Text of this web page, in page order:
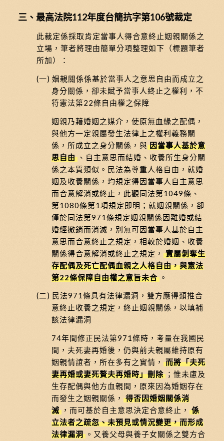
三、最高法院112年度台簡抗字第106號裁定
此裁定係採取肯定當事人得合意終止姻親關係之
立場，筆者將理由簡單分項整理如下（標題筆者
所加）：
(一) 姻親關係係基於當事人之意思自由而成立之
身分關係，卻未賦予當事人終止之權利，不
符憲法第22條自由權之保障
姻親乃藉婚姻之媒介，使原無血緣之配偶，
與他方一定親屬發生法律上之權利義務關
係，所成立之身分關係，與 因當事人基於意
思自由 、自主意思而結婚、收養所生身分關
係之本質類似。民法為尊重人格自由，就婚
姻及收養關係，均規定得因當事人自主意思
而合意解消或終止，此觀同法第1049條、
第1080條第1項規定即明；就姻親關係，卻
僅於同法第971條規定姻親關係因離婚或結
婚經撤銷而消滅，別無可因當事人基於自主
意思而合意終止之規定，相較於婚姻、收養
關係得合意解消或終止之規定， 實屬剝奪生
存配偶及死亡配偶血親之人格自由，與憲法
第22條保障自由權之意旨未合 。
(二) 民法971條具有法律漏洞，雙方應得類推合
意終止收養之規定，終止姻親關係，以填補
該法律漏洞
74年間修正民法第971條時，考量在我國民
間，夫死妻再婚後，仍與前夫親屬維持原有
姻親情誼者，所在多有之實情， 而將「夫死
妻再婚或妻死贅夫再婚時」刪除 ；惟未慮及
生存配偶與他方血親間，原來因為婚姻存在
而發生之姻親關係， 得否因婚姻關係消
滅 ，而可基於自主意思決定合意終止， 係
立法者之疏忽、未預見或情況變更，而形成
法律漏洞 。又養父母與養子女關係之雙方合